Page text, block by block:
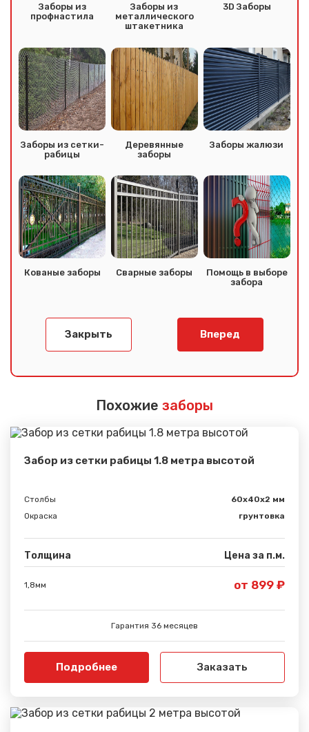
Заборы из
профнастила
Заборы из
металлического
штакетника
3D Заборы
Заборы из сетки-
рабицы
Деревянные
заборы
Заборы жалюзи
Кованые заборы Сварные заборы
Помощь в выборе
забора
Закрыть Вперед
Похожие заборы
Забор из сетки рабицы 1.8 метра высотой
Столбы
60х40х2 мм
Окраска
грунтовка
Толщина Цена за п.м.
1,8мм от 899 ₽
Гарантия 36 месяцев
Подробнее Заказать
Сообщение успешно